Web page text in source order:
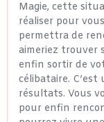
Magie, cette
réaliser pour
permettra de
aimeriez trouver
enfin sortir de
célibataire.
résultats. Vous
pour enfin